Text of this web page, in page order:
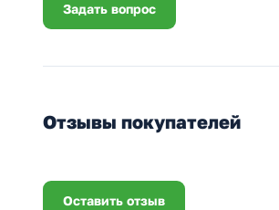
Задать вопрос
Отзывы покупателей
Оставить отзыв